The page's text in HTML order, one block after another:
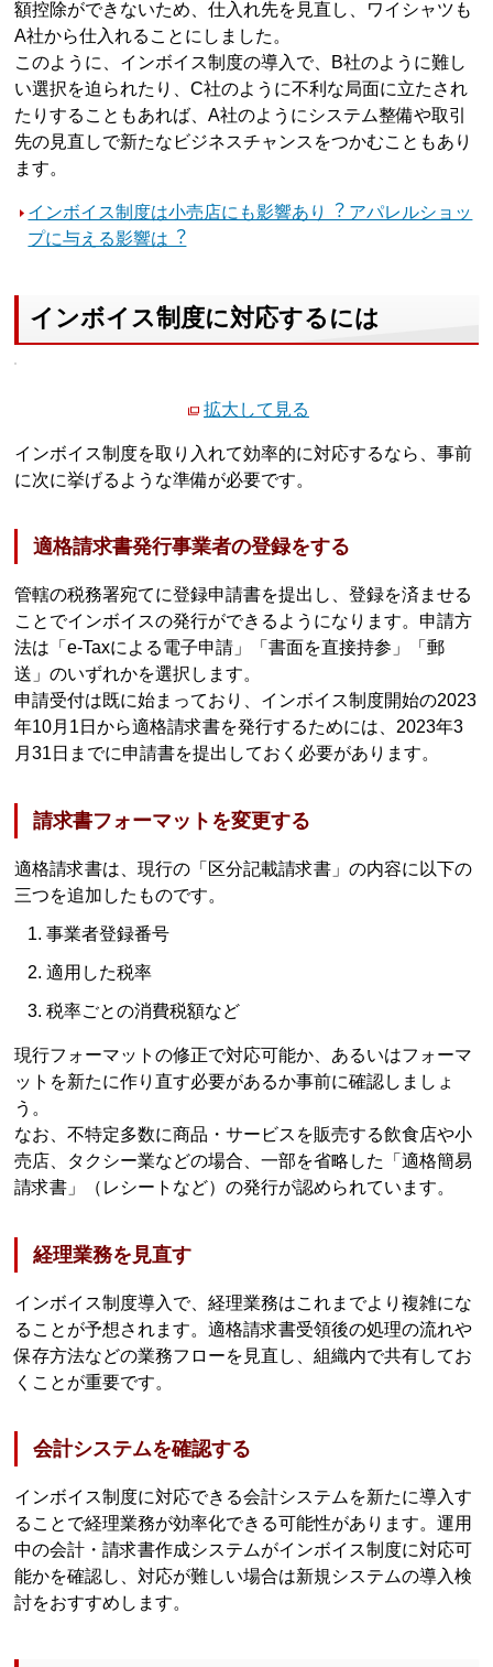
額控除ができないため、仕入れ先を見直し、ワイシャツも
A社から仕入れることにしました。
このように、インボイス制度の導入で、B社のように難し
い選択を迫られたり、C社のように不利な局面に立たされ
たりすることもあれば、A社のようにシステム整備や取引
先の見直しで新たなビジネスチャンスをつかむこともあり
ます。
インボイス制度は小売店にも影響あり︖ アパレルショッ
プに与える影響は︖
インボイス制度に対応するには
拡大して見る
インボイス制度を取り入れて効率的に対応するなら、事前
に次に挙げるような準備が必要です。
適格請求書発行事業者の登録をする
管轄の税務署宛てに登録申請書を提出し、登録を済ませる
ことでインボイスの発行ができるようになります。申請方
法は「e-Taxによる電子申請」「書面を直接持参」「郵
送」のいずれかを選択します。
申請受付は既に始まっており、インボイス制度開始の2023
年10月1日から適格請求書を発行するためには、2023年3
月31日までに申請書を提出しておく必要があります。
請求書フォーマットを変更する
適格請求書は、現行の「区分記載請求書」の内容に以下の
三つを追加したものです。
事業者登録番号
適用した税率
税率ごとの消費税額など
現行フォーマットの修正で対応可能か、あるいはフォーマ
ットを新たに作り直す必要があるか事前に確認しましょ
う。
なお、不特定多数に商品・サービスを販売する飲食店や小
売店、タクシー業などの場合、一部を省略した「適格簡易
請求書」（レシートなど）の発行が認められています。
経理業務を見直す
インボイス制度導入で、経理業務はこれまでより複雑にな
ることが予想されます。適格請求書受領後の処理の流れや
保存方法などの業務フローを見直し、組織内で共有してお
くことが重要です。
会計システムを確認する
インボイス制度に対応できる会計システムを新たに導入す
ることで経理業務が効率化できる可能性があります。運用
中の会計・請求書作成システムがインボイス制度に対応可
能かを確認し、対応が難しい場合は新規システムの導入検
討をおすすめします。